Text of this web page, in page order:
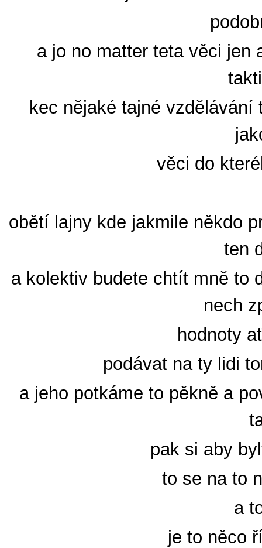
a jo no matter teta věci jen
kec nějaké tajné
věci do
obětí lajny kde jakmile někdo
ten
a kolektiv budete chtít mně to
nech
hodnoty
podávat na ty lidi
a jeho potkáme to pěkně a
pak si aby
to se na to
a
je to něco